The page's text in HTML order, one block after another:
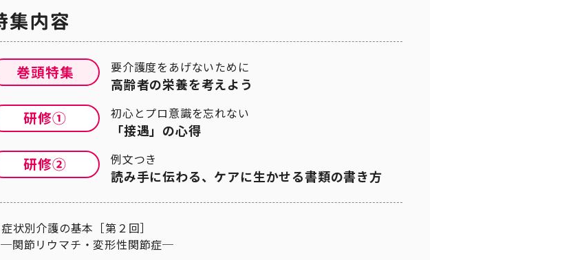
要介護度をあげないために
高齢者の栄養を考えよう
初心とプロ意識を忘れない
「接遇」の心得
例文つき
読み手に伝わる、ケアに生かせる書類の書き方
症状別介護の基本［第２回］
─関節リウマチ・変形性関節症─